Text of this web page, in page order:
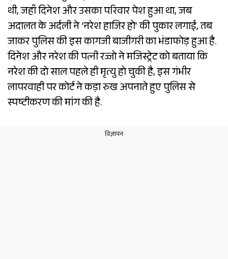
थी, जहाँ दिनेश और उसका परिवार पेश हुआ था, जब
अदालत के अर्दली ने ‘नरेश हाजिर हो’ की पुकार लगाई, तब
जाकर पुलिस की इस कागजी बाजीगरी का भंडाफोड़ हुआ है.
दिनेश और नरेश की पत्नी रज्जो ने मजिस्ट्रेट को बताया कि
नरेश की दो साल पहले ही मृत्यु हो चुकी है, इस गंभीर
लापरवाही पर कोर्ट ने कड़ा रुख अपनाते हुए पुलिस से
स्पष्टीकरण की मांग की है.